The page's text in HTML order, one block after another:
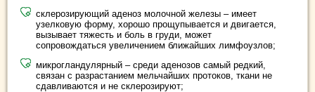
склерозирующий аденоз молочной железы – имеет
узелковую форму, хорошо прощупывается и двигается,
вызывает тяжесть и боль в груди, может
сопровождаться увеличением ближайших лимфоузлов;
микрогландулярный – среди аденозов самый редкий,
связан с разрастанием мельчайших протоков, ткани не
сдавливаются и не склерозируют;